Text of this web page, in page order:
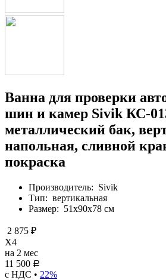
Ванна для проверки
шин и камер Sivik КС-
металлический бак,
напольная, сливной
покраска
Производитель: Sivik
Тип: вертикальная
Размер: 51х90х78 см
2 875 ₽
X4
на 2 мес
11 500 Р
с НДС • 22%